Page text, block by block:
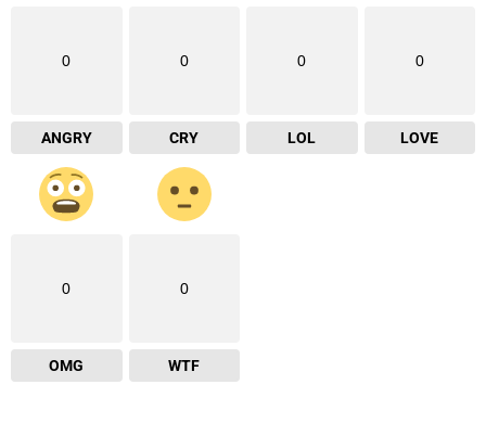
0
ANGRY
0
CRY
0
LOL
0
LOVE
0
OMG
0
WTF